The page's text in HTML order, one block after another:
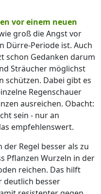
vor einem neuen
groß die Angst vor
Dürre-Periode ist. Auch
schon Gedanken darum
Sträucher möglichst
schützen. Dabei gibt es
Regenschauer
ausreichen. Obacht:
sein - nur an
empfehlenswert.
Regel besser als zu
Pflanzen Wurzeln in der
reichen. Das hilft
deutlich besser